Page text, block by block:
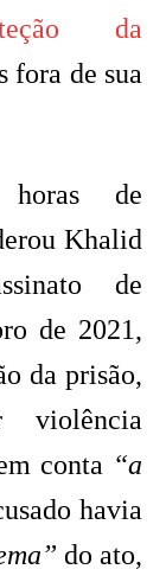
da
fora de sua
de
Khalid
de
de 2021,
da prisão,
violência
conta “a
havia
do ato,